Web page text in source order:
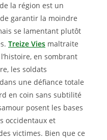
la région est un
garantir la moindre
se lamentant plutôt
Treize Vies maltraite
en sombrant
les soldats
une défiance totale
en coin sans subtilité
posent les bases
occidentaux et
victimes. Bien que ce